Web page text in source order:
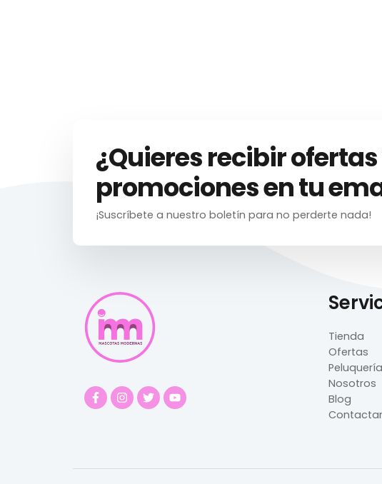
¿Quieres recibir
promociones en tu
¡Suscríbete a nuestro boletín para no perderte nada!
Tienda
Ofertas
Peluquería
Nosotros
Blog
Contactar